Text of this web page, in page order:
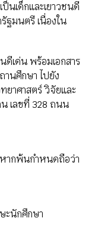
นเด็กและเยาวชนดี
รัฐมนตรี เนื่องใน
ดีเด่น พร้อมเอกสาร
านศึกษา ไปยัง
ยาศาสตร์ วิจัยและ
เลขที่ 328 ถนน
ากพ้นกำหนดถือว่า
ะนักศึกษา